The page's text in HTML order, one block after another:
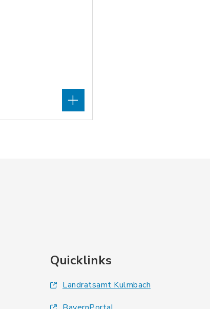
Quicklinks
Landratsamt Kulmbach